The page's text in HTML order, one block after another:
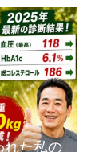
れた私の